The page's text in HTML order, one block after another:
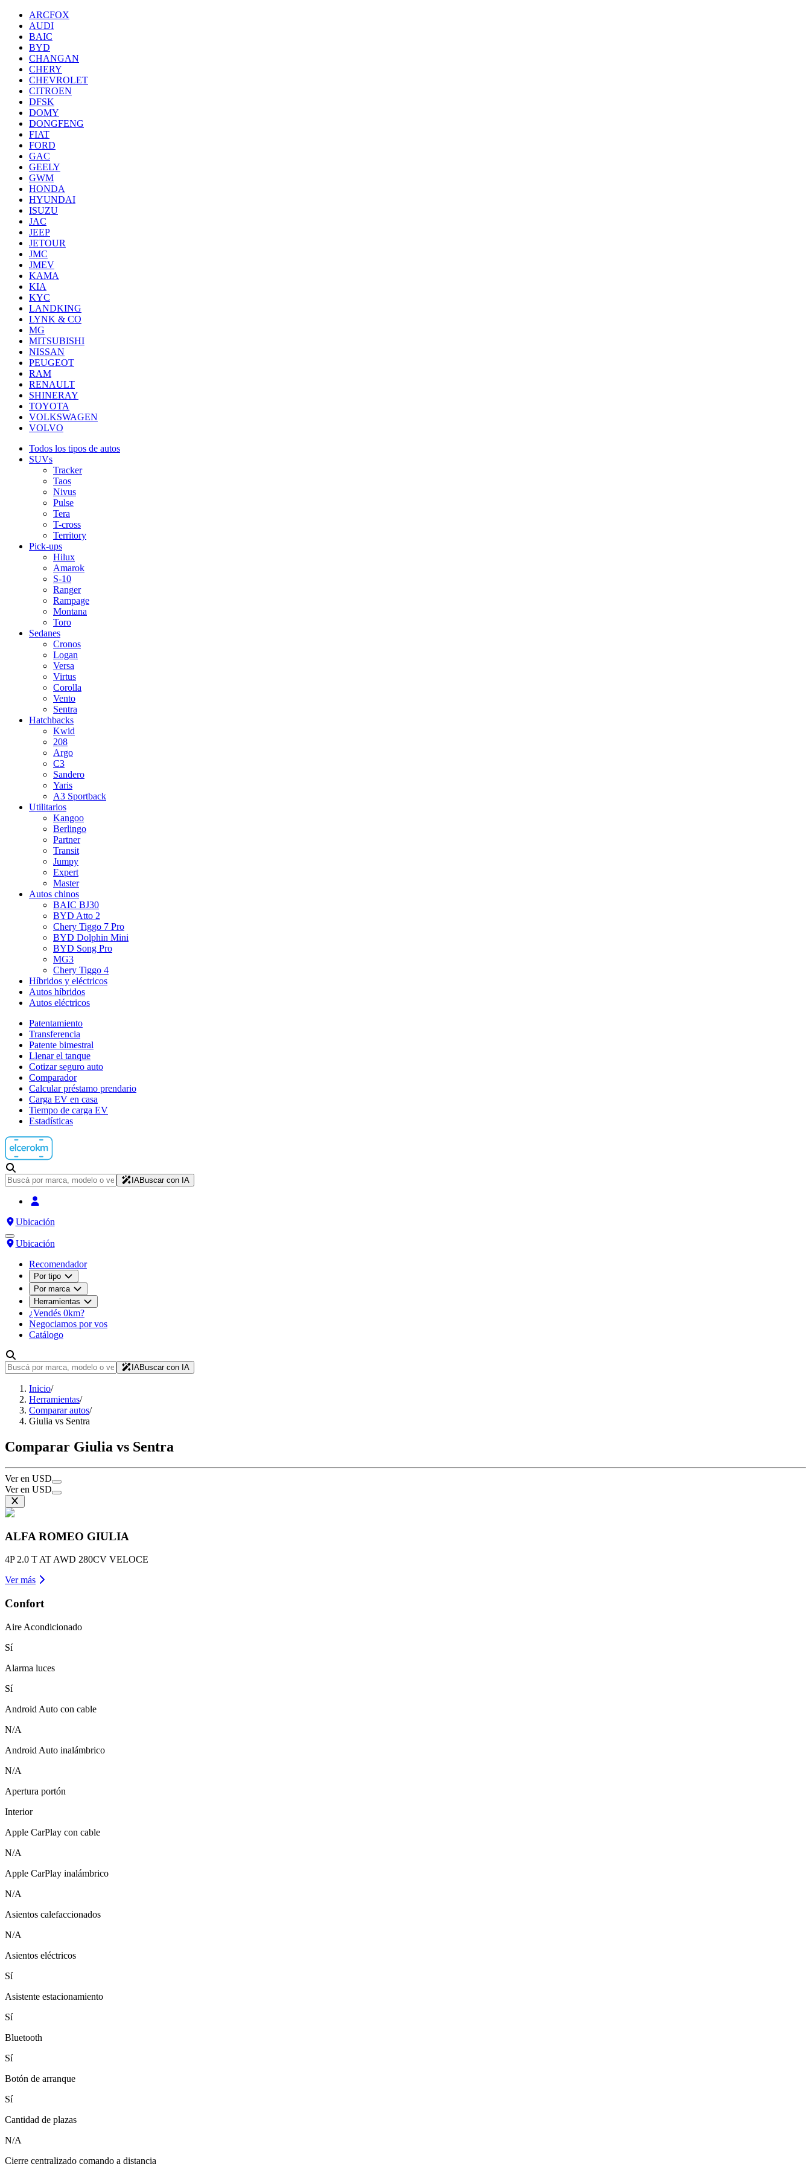
ARCFOX
AUDI
BAIC
BYD
CHANGAN
CHERY
CHEVROLET
CITROEN
DFSK
DOMY
DONGFENG
FIAT
FORD
GAC
GEELY
GWM
HONDA
HYUNDAI
ISUZU
JAC
JEEP
JETOUR
JMC
JMEV
KAMA
KIA
KYC
LANDKING
LYNK & CO
MG
MITSUBISHI
NISSAN
PEUGEOT
RAM
RENAULT
SHINERAY
TOYOTA
VOLKSWAGEN
VOLVO
Todos los tipos de autos
SUVs
Tracker
Taos
Nivus
Pulse
Tera
T-cross
Territory
Pick-ups
Hilux
Amarok
S-10
Ranger
Rampage
Montana
Toro
Sedanes
Cronos
Logan
Versa
Virtus
Corolla
Vento
Sentra
Hatchbacks
Kwid
208
Argo
C3
Sandero
Yaris
A3 Sportback
Utilitarios
Kangoo
Berlingo
Partner
Transit
Jumpy
Expert
Master
Autos chinos
BAIC BJ30
BYD Atto 2
Chery Tiggo 7 Pro
BYD Dolphin Mini
BYD Song Pro
MG3
Chery Tiggo 4
Híbridos y eléctricos
Autos híbridos
Autos eléctricos
Patentamiento
Transferencia
Patente bimestral
Llenar el tanque
Cotizar seguro auto
Comparador
Calcular préstamo prendario
Carga EV en casa
Tiempo de carga EV
Estadísticas
IABuscar con IA
Ubicación
Ubicación
Recomendador
Por tipo
Por marca
Herramientas
¿Vendés 0km?
Negociamos por vos
Catálogo
IABuscar con IA
Inicio/
Herramientas/
Comparar autos/
Giulia vs Sentra
Comparar Giulia vs Sentra
Ver en USD
Ver en USD
ALFA ROMEO GIULIA
4P 2.0 T AT AWD 280CV VELOCE
Ver más
Confort
Aire Acondicionado
Sí
Alarma luces
Sí
Android Auto con cable
N/A
Android Auto inalámbrico
N/A
Apertura portón
Interior
Apple CarPlay con cable
N/A
Apple CarPlay inalámbrico
N/A
Asientos calefaccionados
N/A
Asientos eléctricos
Sí
Asistente estacionamiento
Sí
Bluetooth
Sí
Botón de arranque
Sí
Cantidad de plazas
N/A
Cierre centralizado comando a distancia